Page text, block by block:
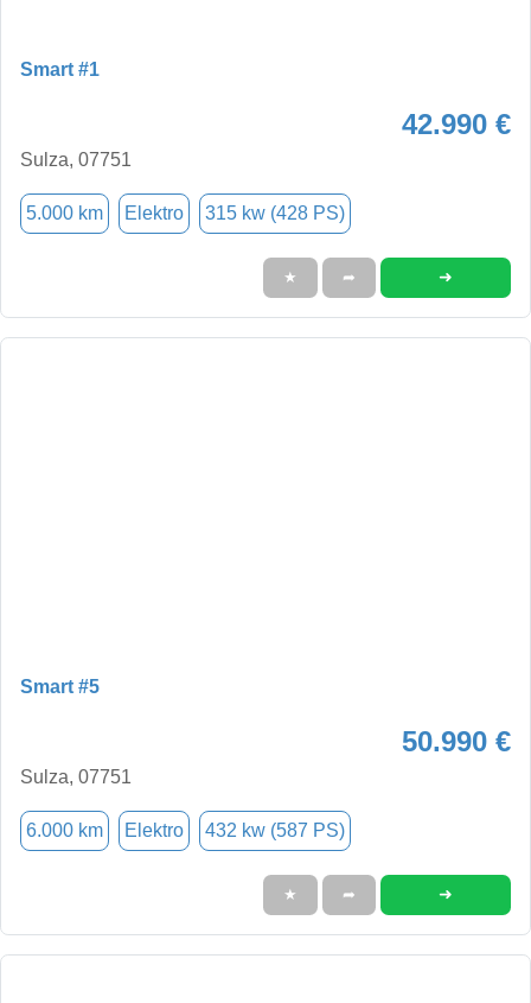
Smart #1
42.990 €
Sulza, 07751
5.000 km Elektro 315 kw (428 PS)
★ ➦ ➜
Smart #5
50.990 €
Sulza, 07751
6.000 km Elektro 432 kw (587 PS)
★ ➦ ➜